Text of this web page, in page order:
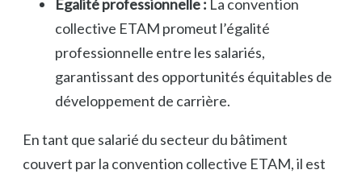
Égalité professionnelle : La convention
collective ETAM promeut l’égalité
professionnelle entre les salariés,
garantissant des opportunités équitables de
développement de carrière.
En tant que salarié du secteur du bâtiment
couvert par la convention collective ETAM, il est